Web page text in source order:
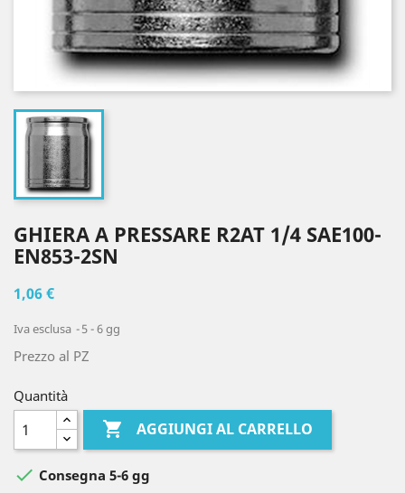
GHIERA A PRESSARE R2AT 1/4 SAE100-
EN853-2SN
1,06 €
Iva esclusa 5 - 6 gg
Prezzo al PZ
Quantità
 AGGIUNGI AL CARRELLO
 Consegna 5-6 gg